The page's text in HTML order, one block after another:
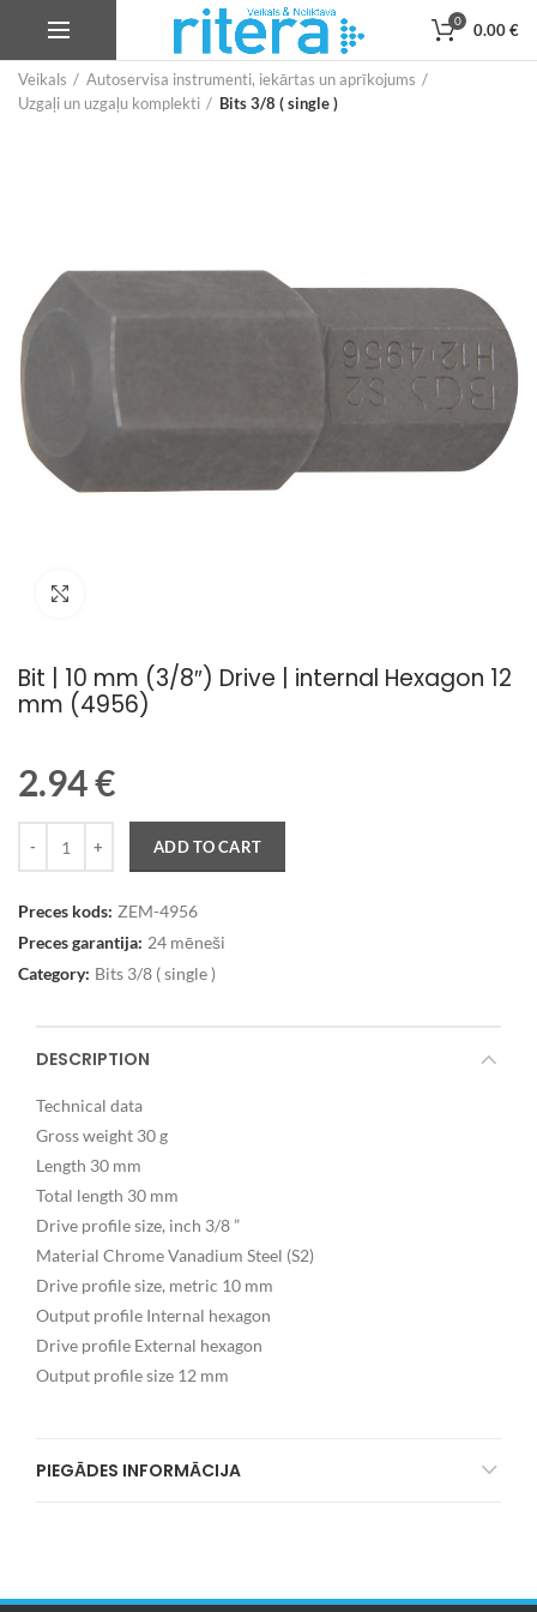
0 0.00€
Veikals
Autoservisa instrumenti, iekārtas un aprīkojums
Uzgaļi un uzgaļu komplekti
Bits 3/8 ( single )
Bit | 10 mm (3/8″) Drive | internal Hexagon 12
mm (4956)
2.94€
ADD TO CART
Preces kods: ZEM-4956
Preces garantija: 24 mēneši
Category: Bits 3/8 ( single )
DESCRIPTION
Technical data
Gross weight 30 g
Length 30 mm
Total length 30 mm
Drive profile size, inch 3/8 ”
Material Chrome Vanadium Steel (S2)
Drive profile size, metric 10 mm
Output profile Internal hexagon
Drive profile External hexagon
Output profile size 12 mm
PIEGĀDES INFORMĀCIJA